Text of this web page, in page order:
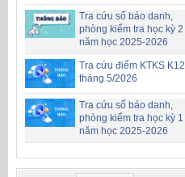
Tra cứu số báo danh,
phòng kiểm tra học kỳ 2
năm học 2025-2026
Tra cứu điểm KTKS K12
tháng 5/2026
Tra cứu số báo danh,
phòng kiểm tra học kỳ 1
năm học 2025-2026